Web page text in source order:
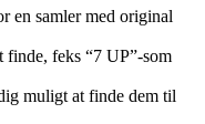
en samler med original
feks “7 UP”-som
muligt at finde dem til